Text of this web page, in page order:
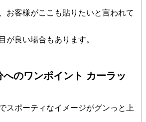
お客様がここも貼りたいと言われて
が良い場合もあります。
のワンポイント カーラッ
スポーティなイメージがグンっと上